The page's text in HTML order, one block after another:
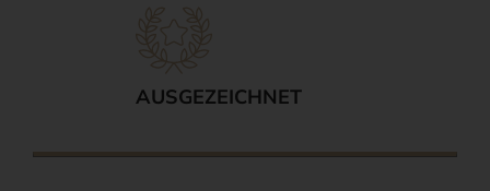
AUSGEZEICHNET